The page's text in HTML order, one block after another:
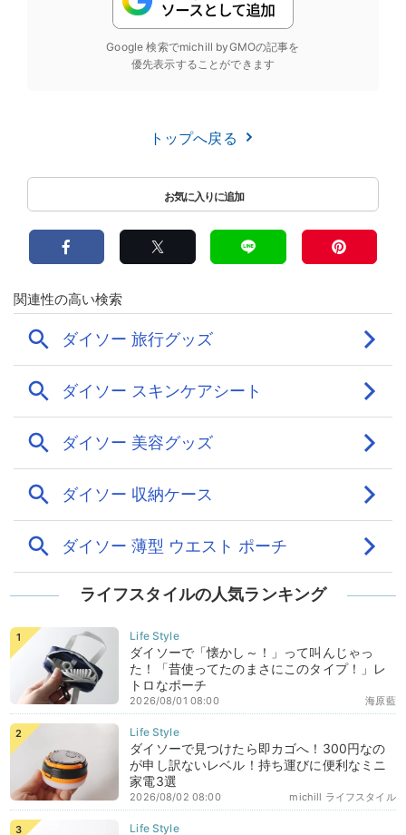
Google 検索でmichill byGMOの記事を
優先表示することができます
トップへ戻る
ライフスタイルの人気ランキング
ダイソーで「懐かし～！」って叫んじゃっ
た！「昔使ってたのまさにこのタイプ！」レ
トロなポーチ
海原藍
2026/08/01 08:00
ダイソーで見つけたら即カゴへ！300円なの
が申し訳ないレベル！持ち運びに便利なミニ
家電3選
michill ライフスタイル
2026/08/02 08:00